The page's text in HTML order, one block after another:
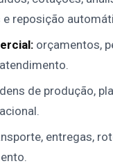
reposição
orçamentos,
de produção,
entregas,